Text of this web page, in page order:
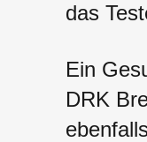
das
Ein
DRK